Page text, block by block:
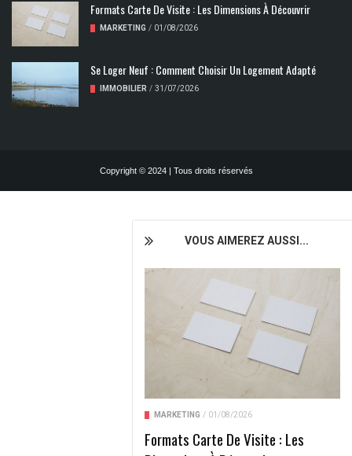
VOUS AIMEREZ AUSSI...
MARKETING / 01/08/2026
Formats Carte De Visite : Les
Formats Carte De Visite : Les Dimensions À Découvrir
MARKETING / 01/08/2026
Se Loger Neuf : Comment Choisir Un Logement Adapté
IMMOBILIER / 31/07/2026
Copyright © 2024 | Tous droits réservés